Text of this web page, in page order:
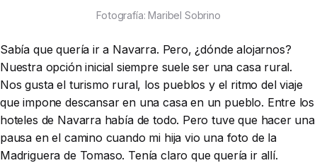
Fotografía: Maribel Sobrino
Sabía que quería ir a Navarra. Pero, ¿dónde alojarnos?
Nuestra opción inicial siempre suele ser una casa rural.
Nos gusta el turismo rural, los pueblos y el ritmo del viaje
que impone descansar en una casa en un pueblo. Entre los
hoteles de Navarra había de todo. Pero tuve que hacer una
pausa en el camino cuando mi hija vio una foto de la
Madriguera de Tomaso. Tenía claro que quería ir allí.